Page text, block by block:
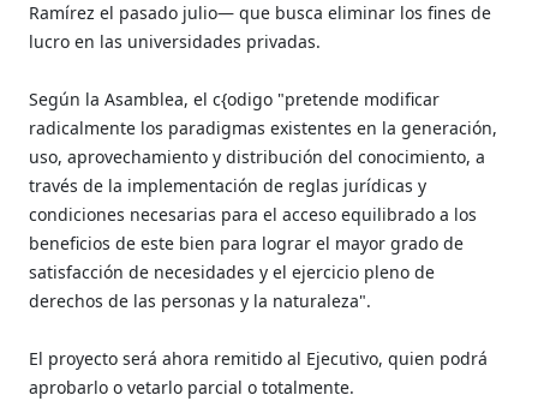
Ramírez el pasado julio— que busca eliminar los fines de
lucro en las universidades privadas.
Según la Asamblea, el c{odigo "pretende modificar
radicalmente los paradigmas existentes en la generación,
uso, aprovechamiento y distribución del conocimiento, a
través de la implementación de reglas jurídicas y
condiciones necesarias para el acceso equilibrado a los
beneficios de este bien para lograr el mayor grado de
satisfacción de necesidades y el ejercicio pleno de
derechos de las personas y la naturaleza".
El proyecto será ahora remitido al Ejecutivo, quien podrá
aprobarlo o vetarlo parcial o totalmente.